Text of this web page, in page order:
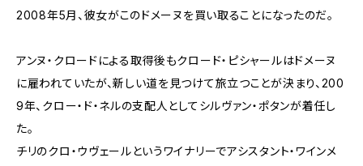
2008年5月、彼女がこのドメーヌを買い取ることになったのだ。
アンヌ・クロードによる取得後もクロード・ピシャールはドメーヌ
に雇われていたが、新しい道を見つけて旅立つことが決まり、200
9年、クロー・ド・ネルの支配人としてシルヴァン・ポタンが着任し
た。
チリのクロ・ウヴェールというワイナリーでアシスタント・ワインメ